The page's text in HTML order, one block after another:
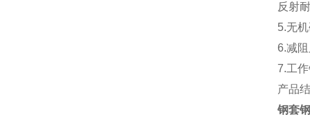
反射
5.无
6.减
7.工
产品
钢套